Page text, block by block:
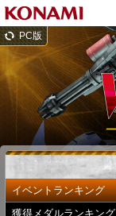
PC版
イベントランキング
獲得メダルランキング